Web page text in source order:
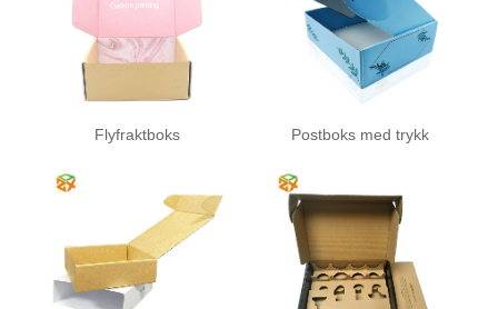
Flyfraktboks Postboks med trykk